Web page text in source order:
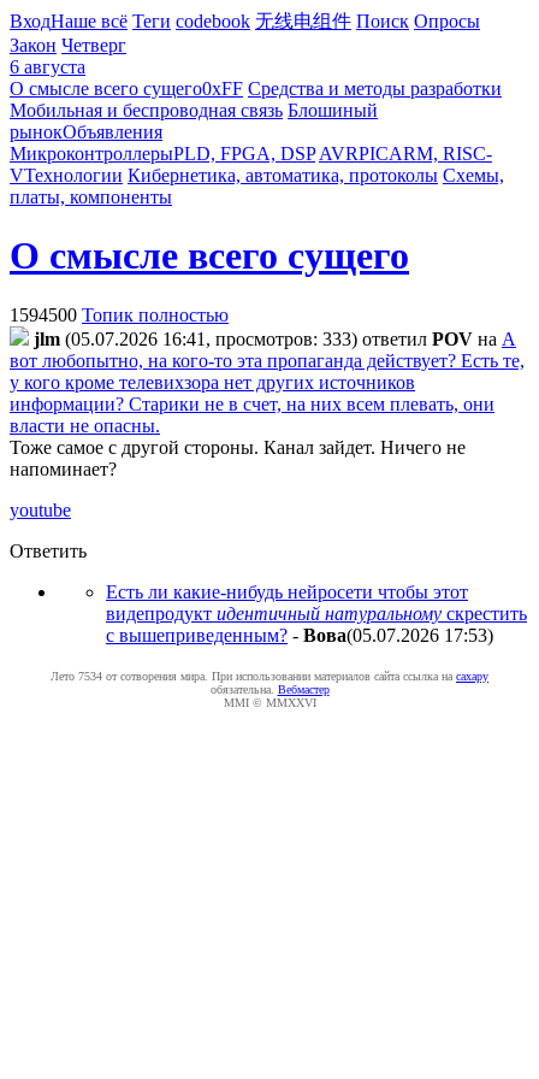
ВходНаше всё Теги codebook 无线电组件 Поиск Опросы
Закон Четверг
6 августа
О смысле всего сущего0xFF Средства и методы разработки
Мобильная и беспроводная связь Блошиный
рынокОбъявления
МикроконтроллерыPLD, FPGA, DSP AVRPICARM, RISC-
VТехнологии Кибернетика, автоматика, протоколы Схемы,
платы, компоненты
О смысле всего сущего
1594500 Топик полностью
jlm (05.07.2026 16:41, просмотров: 333) ответил POV на А
вот любопытно, на кого-то эта пропаганда действует? Есть те,
у кого кроме телевихзора нет других источников
информации? Старики не в счет, на них всем плевать, они
власти не опасны.
Тоже самое с другой стороны. Канал зайдет. Ничего не
напоминает?
youtube
Ответить
Есть ли какие-нибудь нейросети чтобы этот
видепродукт идентичный натуральному скрестить
с вышеприведенным? - Boвa(05.07.2026 17:53)
Лето 7534 от сотворения мира. При использовании материалов сайта ссылка на caxapу
обязательна. Вебмастер
MMI © MMXXVI